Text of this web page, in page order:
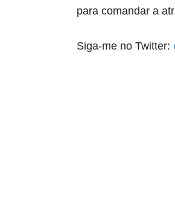
para comandar a
Siga-me no Twitter: